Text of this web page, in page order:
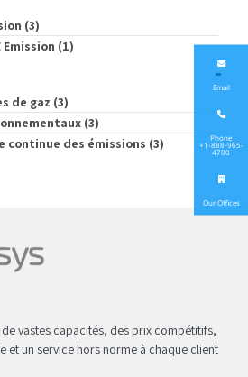
(3)
Emission (1)
-
de gaz (3)
(3)
continue des émissions (3)
vastes capacités, des prix compétitifs,
et un service hors norme à chaque client
Email
Phone
+1-888-965-
4700
Our Offices